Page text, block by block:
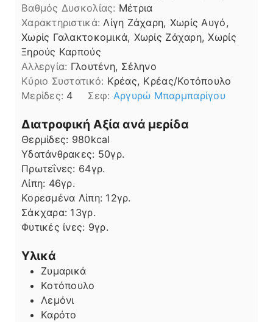
Βαθμός Δυσκολίας: Μέτρια
Χαρακτηριστικά: Λίγη Ζάχαρη, Χωρίς Αυγό,
Χωρίς Γαλακτοκομικά, Χωρίς Ζάχαρη, Χωρίς
Ξηρούς Καρπούς
Αλλεργία: Γλουτένη, Σέληνο
Kύριο Συστατικό: Κρέας, Κρέας/Κοτόπουλο
Μερίδες: 4 Σεφ: Αργυρώ Μπαρμπαρίγου
Διατροφική Αξία ανά μερίδα
Θερμίδες: 980kcal
Υδατάνθρακες: 50γρ.
Πρωτεΐνες: 64γρ.
Λίπη
Λίπη: 46γρ.
Κορεσμένα Λίπη: 12γρ.
Σάκχαρα: 13γρ.
Φυτικές ίνες: 9γρ.
Υλικά
Ζυμαρικά
Κοτόπουλο
Λεμόνι
Καρότο